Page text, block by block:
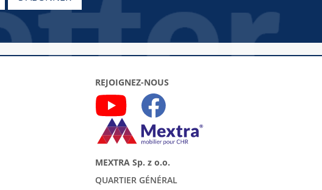
REJOIGNEZ-NOUS
MEXTRA Sp. z o.o.
QUARTIER GÉNÉRAL